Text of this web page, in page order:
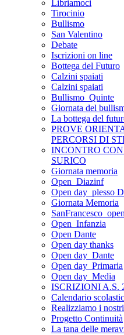
Libriamoci
Tirocinio
Bullismo
San Valentino
Debate
Iscrizioni on line
Bottega del Futuro
Calzini spaiati
Calzini spaiati
Bullismo_Quinte
Giornata del
La bottega del
PROVE
PERCORSI DI
INCONTRO
SURICO
Giornata memoria
Open_Diazinf
Open day_plesso
Giornata Memoria
SanFrancesco_open
Open_Infanzia
Open Dante
Open day thanks
Open day_Dante
Open day_Primaria
Open day_Media
ISCRIZIONI A.S.
Calendario
Realizziamo i
Progetto Continuità
La tana delle